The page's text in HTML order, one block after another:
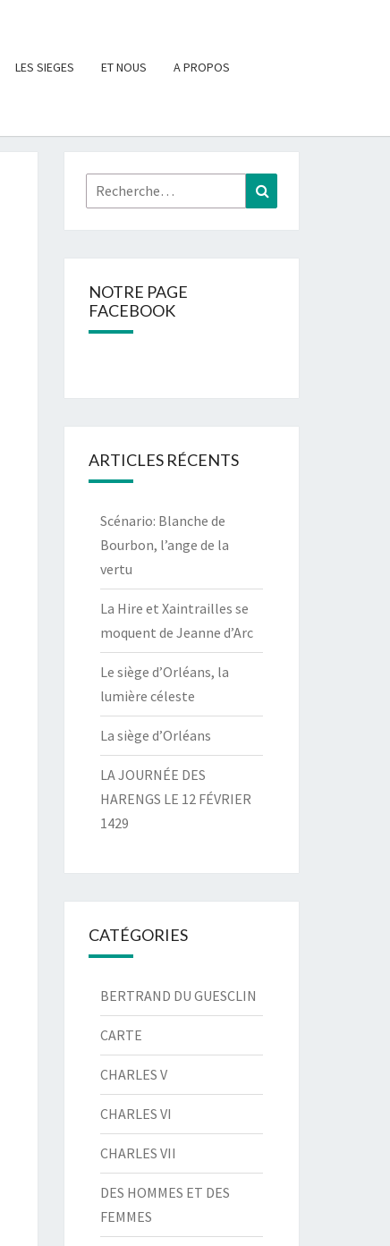
LES SIEGES ET NOUS A PROPOS
Rechercher :
NOTRE PAGE
FACEBOOK
ARTICLES RÉCENTS
Scénario: Blanche de
Bourbon, l’ange de la
vertu
La Hire et Xaintrailles se
moquent de Jeanne d’Arc
Le siège d’Orléans, la
lumière céleste
La siège d’Orléans
LA JOURNÉE DES
HARENGS LE 12 FÉVRIER
1429
CATÉGORIES
BERTRAND DU GUESCLIN
CARTE
CHARLES V
CHARLES VI
CHARLES VII
DES HOMMES ET DES
FEMMES